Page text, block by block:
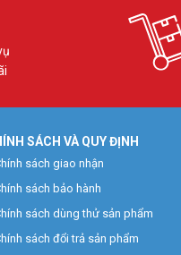
SÁCH VÀ QUY ĐỊNH
sách giao nhận
sách bảo hành
sách dùng thử sản phẩm
sách đổi trả sản phẩm